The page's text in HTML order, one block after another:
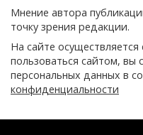
Мнение автора
точку зрения редакции.
На сайте
пользоваться сайтом, вы
персональных данных в
конфиденциальности